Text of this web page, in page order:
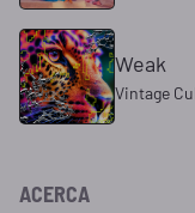
Weak
Vintage
ACERCA